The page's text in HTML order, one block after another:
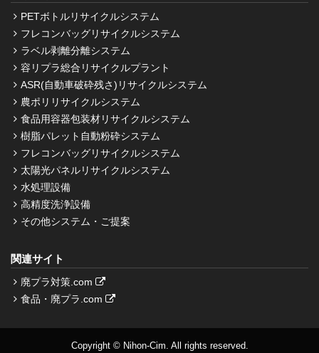
PETボトルリサイクルシステム
フレコンバッグリサイクルシステム
ラベル剥離分離システム
容リプラ総合リサイクルプラント
ASR(自動車破砕残さ)リサイクルシステム
農ポリリサイクルシステム
食品用容器包装材リサイクルシステム
樹脂パレット自動粉砕システム
フレコンバッグリサイクルシステム
太陽光パネルリサイクルシステム
水処理設備
高精度洗浄設備
その他システム・ご提案
関連サイト
廃プラ対策.com
食品・廃プラ.com
Copyright © Nihon-Cim. All rights reserved.